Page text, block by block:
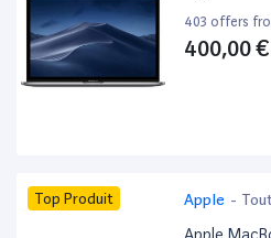
403 offers
400,00 €
Top Produit Apple -